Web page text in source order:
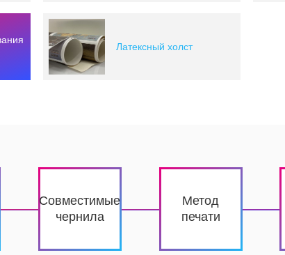
Латексный холст
Совместимые
чернила
Метод
печати